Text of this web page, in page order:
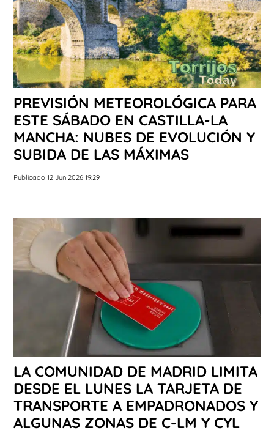
PREVISIÓN METEOROLÓGICA PARA
ESTE SÁBADO EN CASTILLA-LA
MANCHA: NUBES DE EVOLUCIÓN Y
SUBIDA DE LAS MÁXIMAS
Publicado 12 Jun 2026 19:29
LA COMUNIDAD DE MADRID LIMITA
DESDE EL LUNES LA TARJETA DE
TRANSPORTE A EMPADRONADOS Y
ALGUNAS ZONAS DE C-LM Y CYL